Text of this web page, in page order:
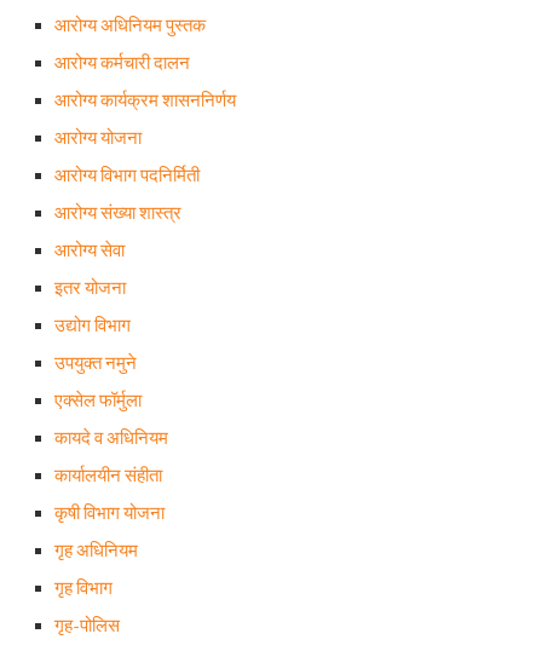
आरोग्य अधिनियम पुस्तक
आरोग्य कर्मचारी दालन
आरोग्य कार्यक्रम शासननिर्णय
आरोग्य योजना
आरोग्य विभाग पदनिर्मिती
आरोग्य संख्या शास्त्र
आरोग्य सेवा
इतर योजना
उद्योग विभाग
उपयुक्त नमुने
एक्सेल फॉर्मुला
कायदे व अधिनियम
कार्यालयीन संहीता
कृषी विभाग योजना
गृह अधिनियम
गृह विभाग
गृह-पोलिस